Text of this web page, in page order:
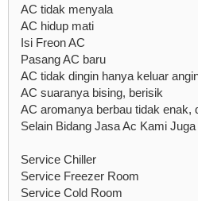
AC tidak menyala
AC hidup mati
Isi Freon AC
Pasang AC baru
AC tidak dingin hanya keluar
AC suaranya bising, berisik
AC aromanya berbau tidak enak,
Selain Bidang Jasa Ac Kami
Service Chiller
Service Freezer Room
Service Cold Room